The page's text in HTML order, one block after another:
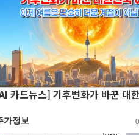
카드뉴스] 기후변화가 바꾼 대